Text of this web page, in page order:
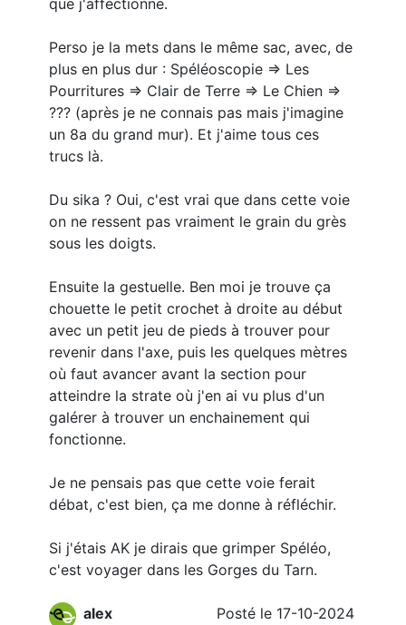
que j'affectionne.
Perso je la mets dans le même sac, avec, de
plus en plus dur : Spéléoscopie => Les
Pourritures => Clair de Terre => Le Chien =>
??? (après je ne connais pas mais j'imagine
un 8a du grand mur). Et j'aime tous ces
trucs là.
Du sika ? Oui, c'est vrai que dans cette voie
on ne ressent pas vraiment le grain du grès
sous les doigts.
Ensuite la gestuelle. Ben moi je trouve ça
chouette le petit crochet à droite au début
avec un petit jeu de pieds à trouver pour
revenir dans l'axe, puis les quelques mètres
où faut avancer avant la section pour
atteindre la strate où j'en ai vu plus d'un
galérer à trouver un enchainement qui
fonctionne.
Je ne pensais pas que cette voie ferait
débat, c'est bien, ça me donne à réfléchir.
Si j'étais AK je dirais que grimper Spéléo,
c'est voyager dans les Gorges du Tarn.
alex
Posté le 17-10-2024